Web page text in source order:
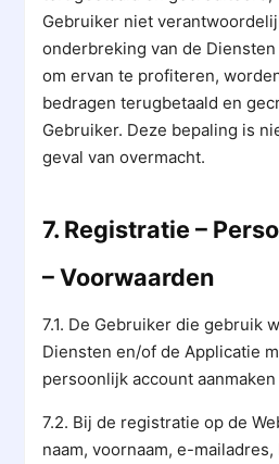
Gebruiker niet
onderbreking van de
om ervan te profiteren,
bedragen terugbetaald en
Gebruiker. Deze bepaling is
geval van overmacht.
7. Registratie –
– Voorwaarden
7.1. De Gebruiker die gebruik
Diensten en/of de Applicatie
persoonlijk account
7.2. Bij de registratie op de
naam, voornaam, e-